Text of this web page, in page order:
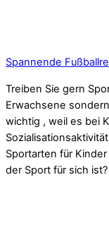
Spannende
Treiben Sie gern
Erwachsene
wichtig , weil es bei
Sportarten für
der Sport für sich